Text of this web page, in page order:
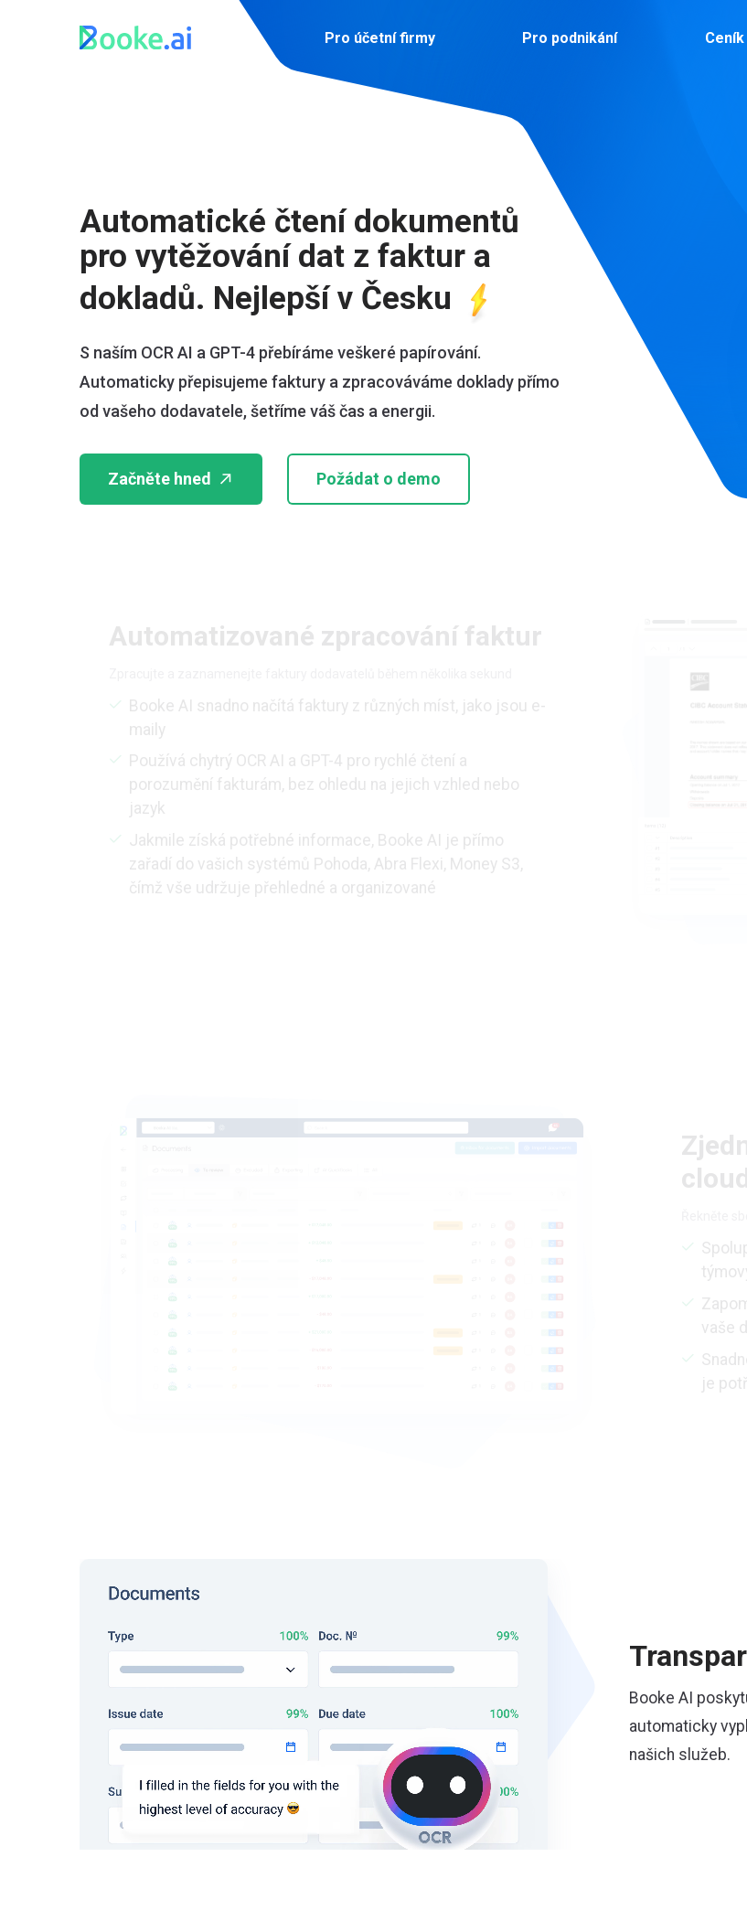
Pro účetní firmy Pro podnikání Ceník
Automatické čtení dokumentů
pro vytěžování dat z faktur a
dokladů. Nejlepší v Česku
S naším OCR AI a GPT-4 přebíráme veškeré papírování.
Automaticky přepisujeme faktury a zpracováváme doklady přímo
od vašeho dodavatele, šetříme váš čas a energii.
Začněte hned Požádat o demo
Automatizované zpracování faktur
Booke AI snadno načítá faktury z různých míst, jako jsou e-
maily
Používá chytrý OCR AI a GPT-4 pro rychlé čtení a
porozumění fakturám, bez ohledu na jejich vzhled nebo
jazyk
Jakmile získá potřebné informace, Booke AI je přímo
zařadí do vašich systémů Pohoda, Abra Flexi, Money S3,
čímž vše udržuje přehledné a organizované
vaše
je
Booke AI
automaticky
našich služeb.